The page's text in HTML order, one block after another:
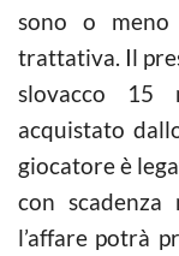
sono o
trattativa. Il
slovacco 15
acquistato
giocatore è
con
l’affare potrà